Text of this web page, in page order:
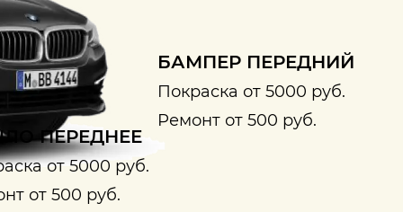
БАМПЕР ПЕРЕДНИЙ
Покраска от 5000 руб.
Ремонт от 500 руб.
ПЕРЕДНЕЕ
от 5000 руб.
от 500 руб.